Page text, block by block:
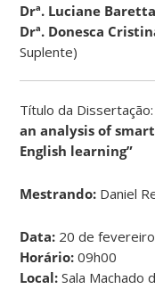
Drª. Luciane
Drª. Donesca
Suplente)
Título da
an analysis of
English learning”
Mestrando: Daniel
Data: 20 de
Horário: 09h00
Local:Sala Machado